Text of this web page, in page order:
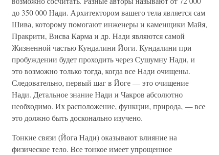
до 350 000 Нади. Архитектором вашего тела является сам
Шива, которому помогают инженеры и каменщики Майя,
Пракрити, Висва Карма и др. Нади являются самой
Жизненной частью Кундалини Йоги. Кундалини при
пробуждении будет проходить через Сушумну Нади, и
это возможно только тогда, когда все Нади очищены.
Следовательно, первый шаг в Йоге — это очищение
Нади. Детальное знание Нади и Чакров абсолютно
необходимо. Их расположение, функции, природа, — все
это должно быть досконально изучено.
Тонкие связи (Йога Нади) оказывают влияние на
физическое тело. Все тонкое имеет упрощенное